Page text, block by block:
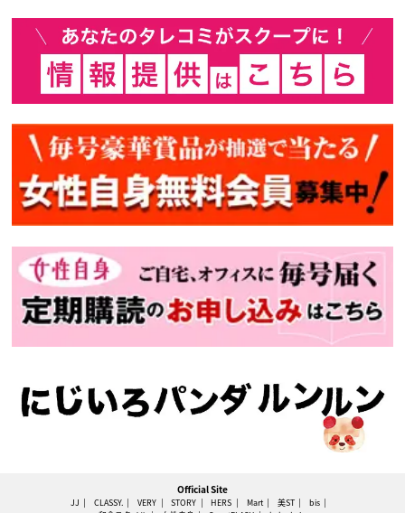
Official Site
JJ CLASSY. VERY STORY HERS Mart 美ST
bis